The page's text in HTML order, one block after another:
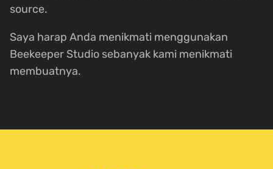
source.
Saya harap Anda menikmati menggunakan
Beekeeper Studio sebanyak kami menikmati
membuatnya.